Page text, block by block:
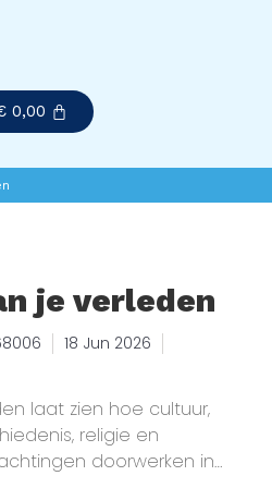
0,00
je verleden
18 Jun 2026
laat zien hoe cultuur,
religie en
doorwerken in